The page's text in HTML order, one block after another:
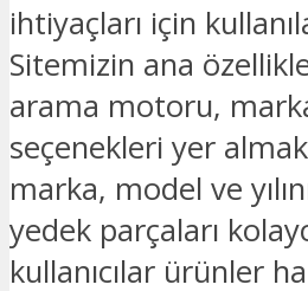
ihtiyaçları için
Sitemizin ana
arama motoru,
seçenekleri yer
marka, model ve
yedek parçaları
kullanıcılar ürünler